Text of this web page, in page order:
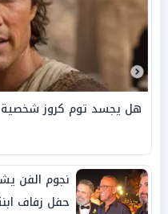
هل يجسد توم كروز شخصية
نجوم الفن
حفل زفاف